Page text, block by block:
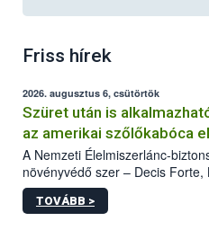
Friss hírek
2026. augusztus 6, csütörtök
Szüret után is
az amerikai szőlőkabóca
A Nemzeti Élelmiszerlánc-
növényvédő szer – Decis
engedélyokiratát módosította,
egészen a vesszőérettség
TOVÁBB >